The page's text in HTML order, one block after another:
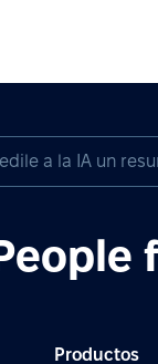
a la IA un
Productos